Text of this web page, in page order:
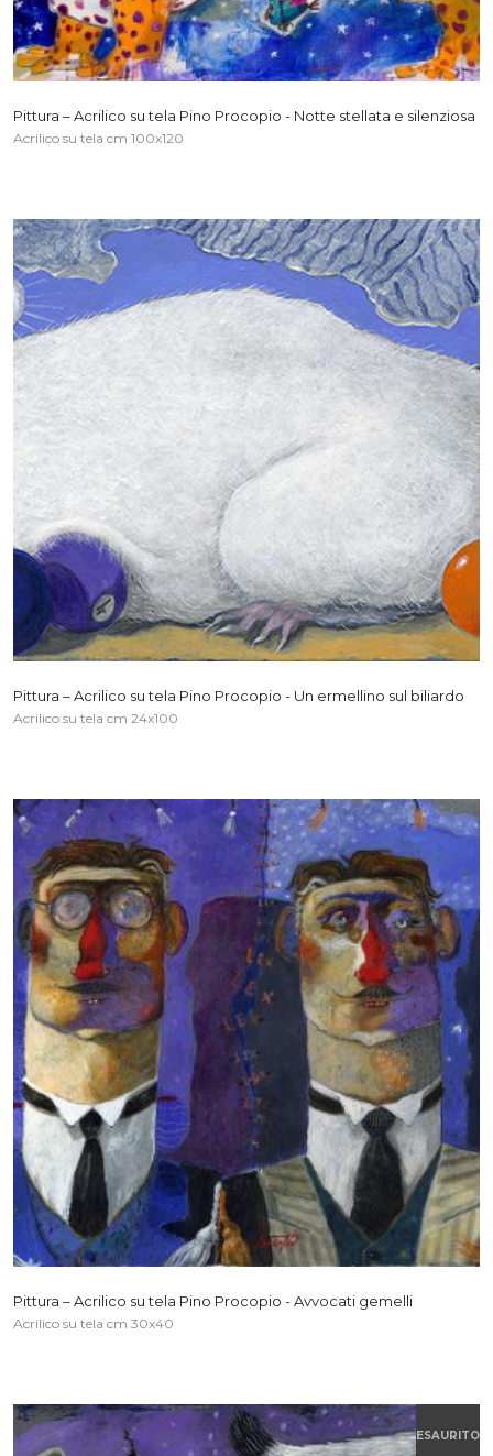
Pittura – Acrilico su tela Pino Procopio - Notte stellata e silenziosa
Acrilico su tela cm 100x120
Pittura – Acrilico su tela Pino Procopio - Un ermellino sul biliardo
Acrilico su tela cm 24x100
Pittura – Acrilico su tela Pino Procopio - Avvocati gemelli
Acrilico su tela cm 30x40
ESAURITO